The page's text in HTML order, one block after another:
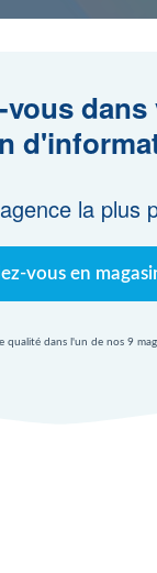
vous
la plus
vous en
qualité dans l'un de nos 9